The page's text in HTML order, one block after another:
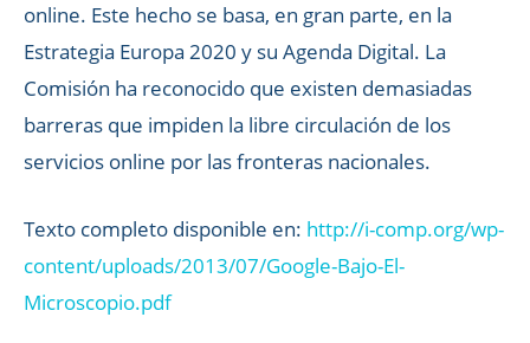
online. Este hecho se basa, en gran parte, en la
Estrategia Europa 2020 y su Agenda Digital. La
Comisión ha reconocido que existen demasiadas
barreras que impiden la libre circulación de los
servicios online por las fronteras nacionales.
Texto completo disponible en: http://i-comp.org/wp-
content/uploads/2013/07/Google-Bajo-El-
Microscopio.pdf